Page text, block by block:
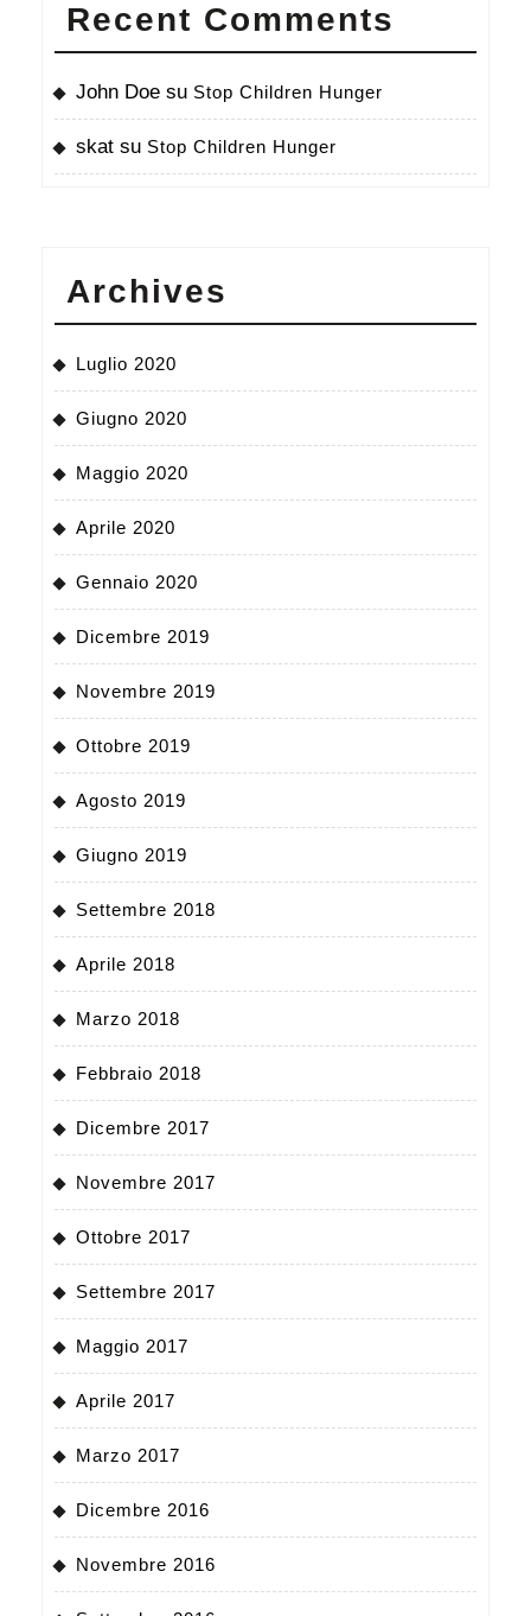
fatto
in
maniera
volontaria
e
occhio,
vi
:)
Recent Comments
John Doe su Stop Children Hunger
skat su Stop Children Hunger
Archives
Luglio 2020
Giugno 2020
Maggio 2020
Aprile 2020
Gennaio 2020
Dicembre 2019
Novembre 2019
Ottobre 2019
Agosto 2019
Giugno 2019
Settembre 2018
Aprile 2018
Marzo 2018
Febbraio 2018
Dicembre 2017
Novembre 2017
Ottobre 2017
Settembre 2017
Maggio 2017
Aprile 2017
Marzo 2017
Dicembre 2016
Novembre 2016